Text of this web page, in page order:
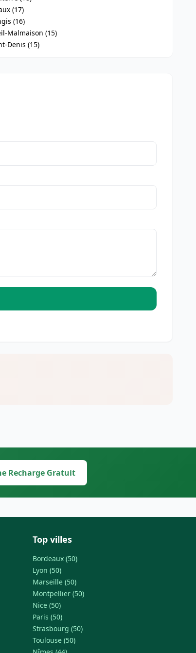
(17)
(16)
Malmaison (15)
Denis (15)
Recharge Gratuit
Top villes
Bordeaux (50)
Lyon (50)
Marseille (50)
Montpellier (50)
Nice (50)
Paris (50)
Strasbourg (50)
Toulouse (50)